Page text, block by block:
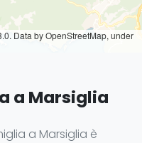
Data by OpenStreetMap, under
a Marsiglia
a Marsiglia è